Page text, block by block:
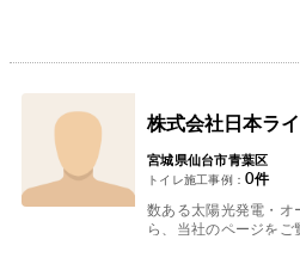
株式会社日本ラ
宮城県仙台市青葉区
トイレ施工事例： 0件
数ある太陽光発電・
ら、当社のページをご